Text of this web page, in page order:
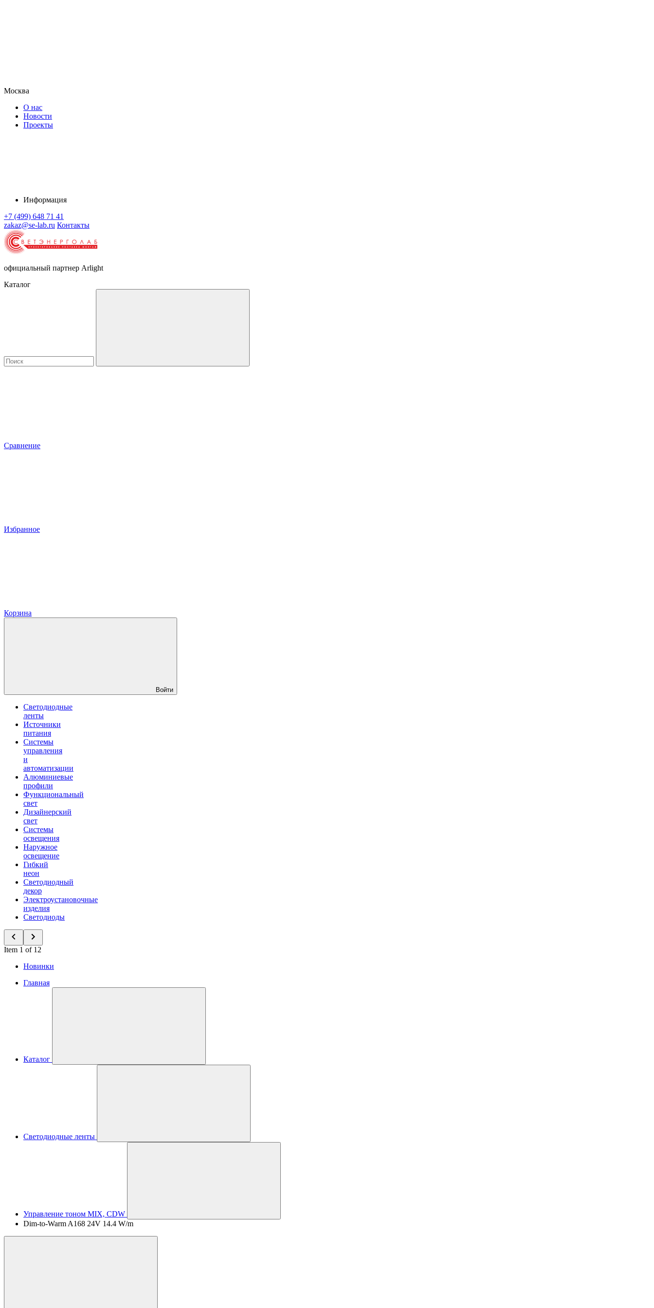
Москва
О нас
Новости
Проекты
Информация
+7 (499) 648 71 41
zakaz@se-lab.ru Контакты
официальный партнер Arlight
Каталог
Сравнение
Избранное
Корзина
Войти
Светодиодные
ленты
Источники
питания
Системы
управления
и
автоматизации
Алюминиевые
профили
Функциональный
свет
Дизайнерский
свет
Системы
освещения
Наружное
освещение
Гибкий
неон
Светодиодный
декор
Электроустановочные
изделия
Светодиоды
Item 1 of 12
Новинки
Главная
Каталог
Светодиодные ленты
Управление тоном MIX, CDW
Dim-to-Warm A168 24V 14.4 W/m